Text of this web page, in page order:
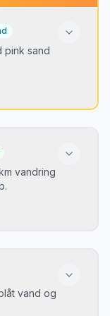
pink sand
tidligt i
vandring
vand og